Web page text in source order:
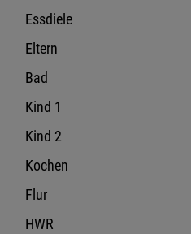
Essdiele
Eltern
Bad
Kind 1
Kind 2
Kochen
Flur
HWR